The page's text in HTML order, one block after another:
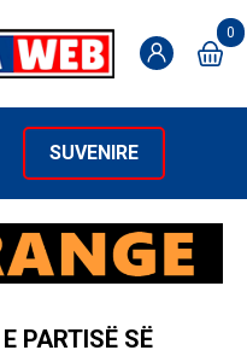
0
SUVENIRE
PARTISË SË